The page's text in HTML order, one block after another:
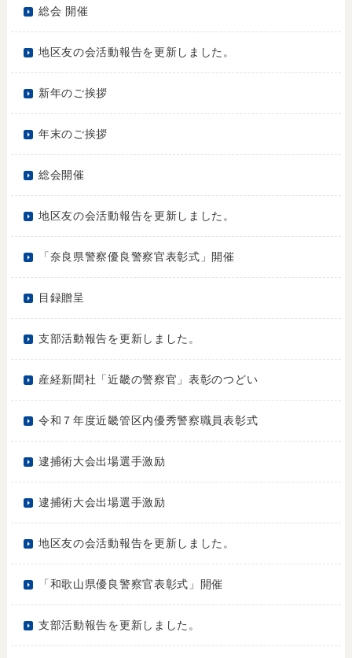
総会 開催
地区友の会活動報告を更新しました。
新年のご挨拶
年末のご挨拶
総会開催
地区友の会活動報告を更新しました。
「奈良県警察優良警察官表彰式」開催
目録贈呈
支部活動報告を更新しました。
産経新聞社「近畿の警察官」表彰のつどい
令和７年度近畿管区内優秀警察職員表彰式
逮捕術大会出場選手激励
逮捕術大会出場選手激励
地区友の会活動報告を更新しました。
「和歌山県優良警察官表彰式」開催
支部活動報告を更新しました。